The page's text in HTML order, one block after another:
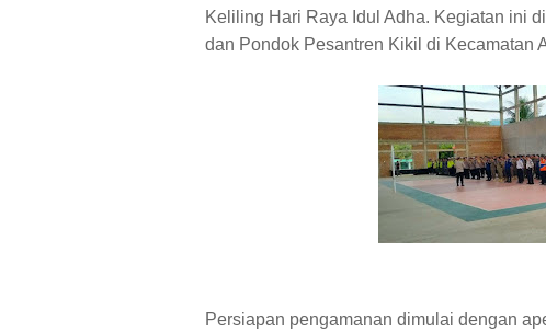
Keliling Hari Raya Idul Adha. Kegiatan ini
dan Pondok Pesantren Kikil di Kecamatan
Persiapan pengamanan dimulai dengan